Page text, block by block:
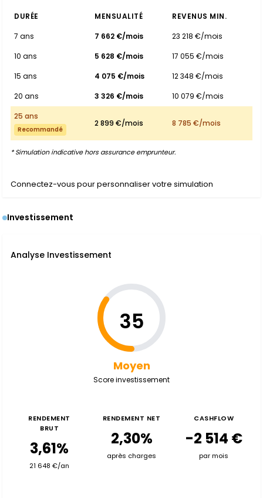
DURÉE MENSUALITÉ
REVENUS MIN.
7 ans
7 662 €/mois
23 218 €/mois
10 ans
5 628 €/mois
17 055 €/mois
15 ans
4 075 €/mois
12 348 €/mois
20 ans
3 326 €/mois
10 079 €/mois
25 ans
Recommandé
2 899 €/mois 8 785 €/mois
* Simulation indicative hors assurance emprunteur.
Connectez-vous pour personnaliser votre simulation
Investissement
Analyse Investissement
35
Moyen
Score investissement
RENDEMENT
BRUT
3,61%
21 648 €/an
RENDEMENT NET
2,30%
après charges
CASHFLOW
-2 514 €
par mois